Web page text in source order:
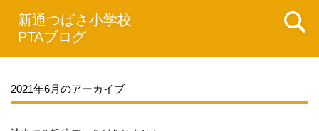
新通つばさ小学校
PTAブログ
2021年6月のアーカイブ